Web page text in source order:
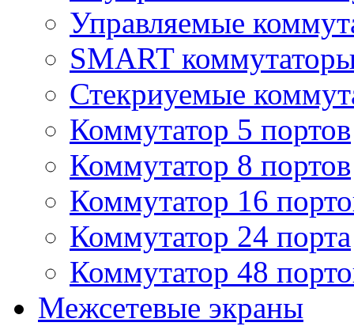
Управляемые
SMART
Стекриуемые
Коммутатор 5 портов
Коммутатор 8 портов
Коммутатор 16
Коммутатор 24 порта
Коммутатор 48
Межсетевые экраны